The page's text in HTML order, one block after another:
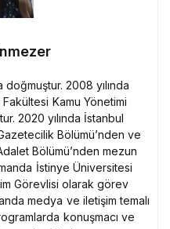
2008 yılında
Kamu Yönetimi
2020 yılında İstanbul
Bölümü’nden ve
Bölümü’nden mezun
İstinye Üniversitesi
Görevlisi olarak görev
medya ve iletişim temalı
konuşmacı ve